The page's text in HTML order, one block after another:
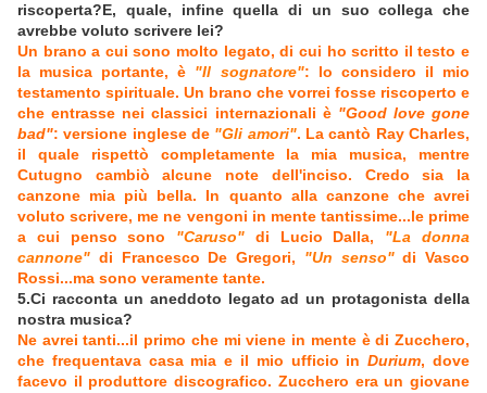
riscoperta?E, quale, infine quella di un suo collega che
avrebbe voluto scrivere lei?
Un brano a cui sono molto legato, di cui ho scritto il testo e
la musica portante, è "Il sognatore": lo considero il mio
testamento spirituale. Un brano che vorrei fosse riscoperto e
che entrasse nei classici internazionali è "Good love gone
bad": versione inglese de "Gli amori". La cantò Ray Charles,
il quale rispettò completamente la mia musica, mentre
Cutugno cambiò alcune note dell'inciso. Credo sia la
canzone mia più bella. In quanto alla canzone che avrei
voluto scrivere, me ne vengoni in mente tantissime...le prime
a cui penso sono "Caruso" di Lucio Dalla, "La donna
cannone" di Francesco De Gregori, "Un senso"di Vasco
Rossi...ma sono veramente tante.
5.Ci racconta un aneddoto legato ad un protagonista della
nostra musica?
Ne avrei tanti...il primo che mi viene in mente è di Zucchero,
che frequentava casa mia e il mio ufficio inDurium, dove
facevo il produttore discografico. Zucchero era un giovane